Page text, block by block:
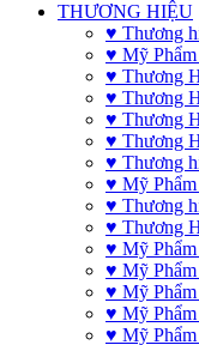
THƯƠNG HIỆU
♥ Thương
♥ Mỹ
♥ Thương
♥ Thương
♥ Thương
♥ Thương
♥ Thương
♥ Mỹ
♥ Thương
♥ Thương
♥ Mỹ
♥ Mỹ
♥ Mỹ
♥ Mỹ Phẩm
♥ Mỹ Phẩm